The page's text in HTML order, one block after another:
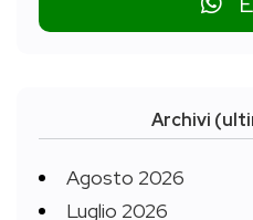
Archivi
Agosto 2026
Luglio 2026